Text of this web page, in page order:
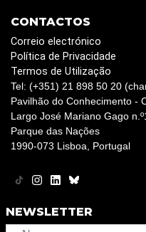
CONTACTOS
Correio electrónico
Política de Privacidade
Termos de Utilização
Tel: (+351) 21 898 50 20
Pavilhão do Conhecimento -
Largo José Mariano Gago
Parque das Nações
1990-073 Lisboa, Portugal
NEWSLETTER